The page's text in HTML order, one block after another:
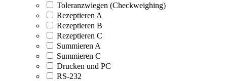
Toleranzwiegen (Checkweighing)
Rezeptieren A
Rezeptieren B
Rezeptieren C
Summieren A
Summieren C
Drucken und PC
RS-232